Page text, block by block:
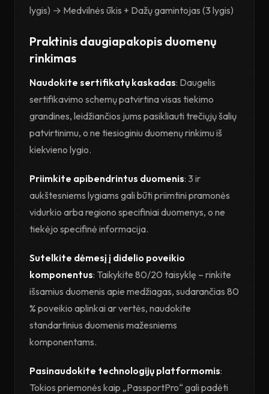
lygis) → Medvilnės ūkis + Dažų gamintojas (3 lygis)
Praktinis daugiapakopis duomenų
rinkimas
Naudokite sertifikatų kaskadas: Daugelis
sertifikavimo schemų patvirtina visas tiekimo
grandines, leidžiančios jums pasikliauti trečiųjų šalių
patvirtinimu, o ne tiesioginiu duomenų rinkimu iš
kiekvieno lygio.
Priimkite apibendrintus duomenis: 3 ir
aukštesniems lygiams gali būti priimtini pramonės
vidurkio arba regiono specifiniai duomenys, o ne
tiekėjo specifinė informacija.
Sutelkite dėmesį į didelio poveikio
komponentus: Taikykite 80/20 taisyklę – rinkite
išsamius duomenis apie medžiagas, sudarančias 80
% poveikio aplinkai ar vertės, naudokite
standartinius duomenis mažesniems
komponentams.
Pasinaudokite technologijų platformomis:
Tokios priemonės kaip „PassportPro“ gali padėti